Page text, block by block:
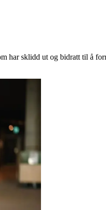
har sklidd ut og bidratt til å